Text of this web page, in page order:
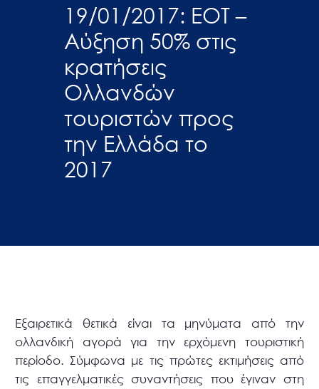
19/01/2017: ΕΟΤ –
Αύξηση 50% στις
κρατήσεις
Ολλανδών
τουριστών προς
την Ελλάδα το
2017
Εξαιρετικά θετικά είναι τα μηνύματα από την
ολλανδική αγορά για την ερχόμενη τουριστική
περίοδο. Σύμφωνα με τις πρώτες εκτιμήσεις από
τις επαγγελματικές συναντήσεις που έγιναν στη